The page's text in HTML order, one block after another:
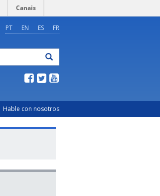
Canais
PT EN ES FR
Hable con nosotros